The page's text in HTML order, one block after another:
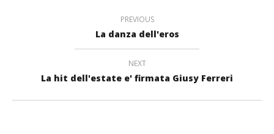
PREVIOUS
La danza dell'eros
NEXT
La hit dell'estate e' firmata Giusy Ferreri